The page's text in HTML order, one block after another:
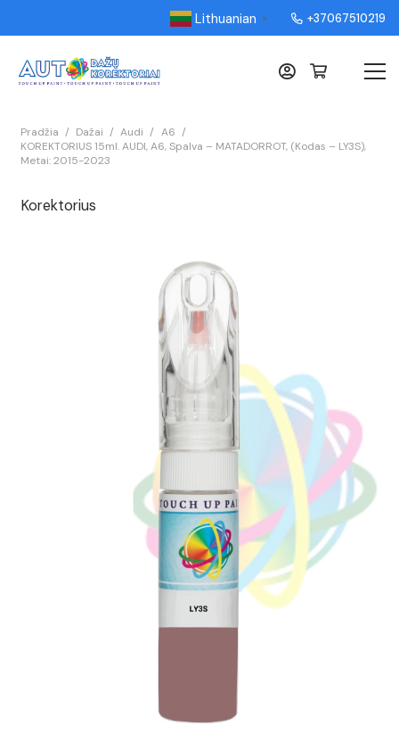
Lithuanian ▼ +37067510219
Pradžia / Dažai / Audi / A6 /
KOREKTORIUS 15ml. AUDI, A6, Spalva – MATADORROT, (Kodas – LY3S),
Metai: 2015-2023
Korektorius